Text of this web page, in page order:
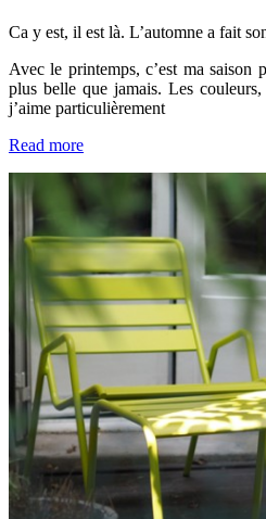
Ca y est, il est là. L’automne a fait
Avec le printemps, c’est ma saison
plus belle que jamais. Les
j’aime particulièrement
Read more